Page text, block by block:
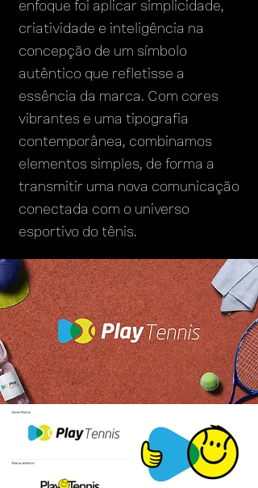
enfoque foi aplicar simplicidade,
criatividade e inteligência na
concepção de um símbolo
autêntico que refletisse a
essência da marca. Com cores
vibrantes e uma tipografia
contemporânea, combinamos
elementos simples, de forma a
transmitir uma nova comunicação
conectada com o universo
esportivo do tênis.